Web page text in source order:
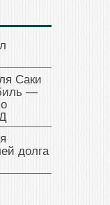
Саки
—
долга